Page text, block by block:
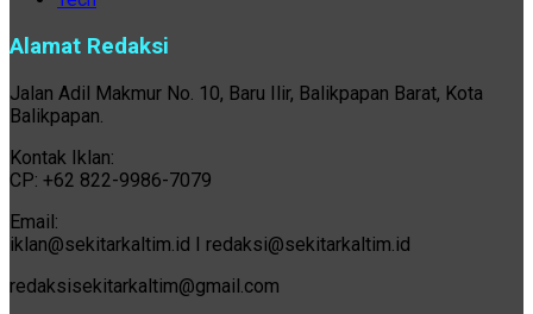
Alamat Redaksi
Jalan Adil Makmur No. 10, Baru Ilir, Balikpapan Barat, Kota
Balikpapan.
Kontak Iklan:
CP: +62 822-9986-7079
Email:
iklan@sekitarkaltim.id I redaksi@sekitarkaltim.id
redaksisekitarkaltim@gmail.com